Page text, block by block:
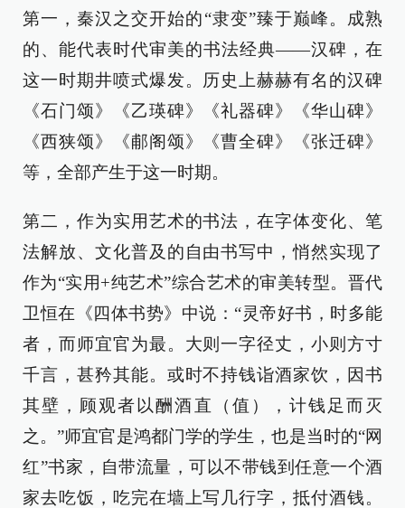
第一，秦汉之交开始的“隶变”臻于巅峰。成熟
的、能代表时代审美的书法经典——汉碑，在
这一时期井喷式爆发。历史上赫赫有名的汉碑
《石门颂》《乙瑛碑》《礼器碑》《华山碑》
《西狭颂》《郙阁颂》《曹全碑》《张迁碑》
等，全部产生于这一时期。
第二，作为实用艺术的书法，在字体变化、笔
法解放、文化普及的自由书写中，悄然实现了
作为“实用+纯艺术”综合艺术的审美转型。晋代
卫恒在《四体书势》中说：“灵帝好书，时多能
者，而师宜官为最。大则一字径丈，小则方寸
千言，甚矜其能。或时不持钱诣酒家饮，因书
其壁，顾观者以酬酒直（值），计钱足而灭
之。”师宜官是鸿都门学的学生，也是当时的“网
红”书家，自带流量，可以不带钱到任意一个酒
家去吃饭，吃完在墙上写几行字，抵付酒钱。